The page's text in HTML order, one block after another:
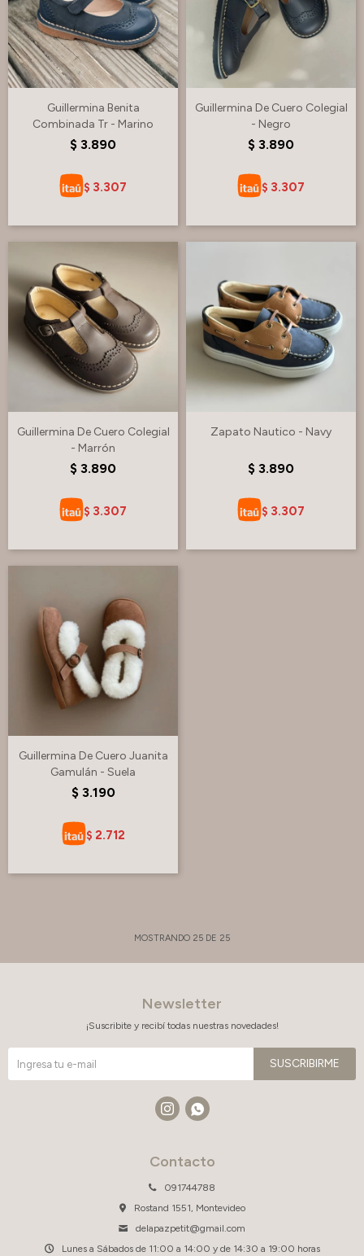
Guillermina Benita
Combinada Tr - Marino
$ 3.890
$ 3.307
Guillermina De Cuero Colegial
- Negro
$ 3.890
$ 3.307
Guillermina De Cuero Colegial
- Marrón
$ 3.890
$ 3.307
Zapato Nautico - Navy
$ 3.890
$ 3.307
Guillermina De Cuero Juanita
Gamulán - Suela
$ 3.190
$ 2.712
MOSTRANDO 25 DE 25
Contacto
091744788
Rostand 1551, Montevideo
delapazpetit@gmail.com
Lunes a Sábados de 11:00 a 14:00 y de 14:30 a 19:00 horas
Newsletter
¡Suscribite y recibí todas nuestras novedades!
SUSCRIBIRME
 